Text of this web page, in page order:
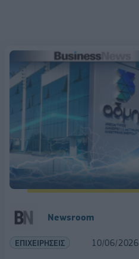
Newsroom
ΕΠΙΧΕΙΡΗΣΕΙΣ 10/06/2026